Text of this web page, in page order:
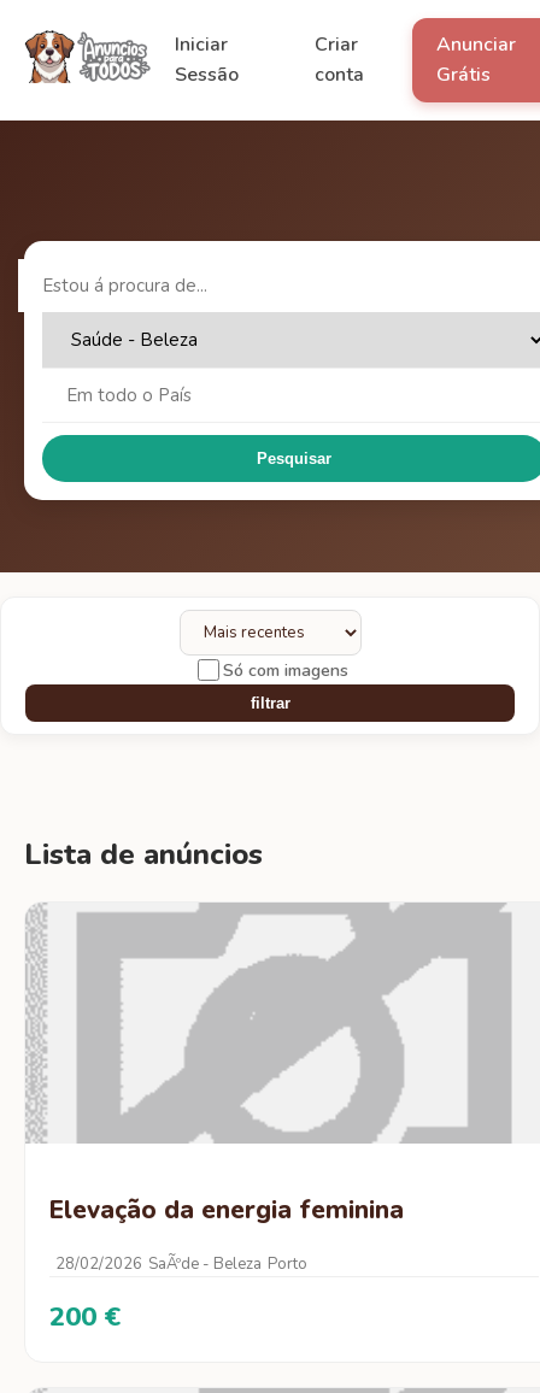
Iniciar
Sessão
Criar
conta
Anunciar
Grátis
Pesquisar
Só com imagens
filtrar
Lista de anúncios
Elevação da energia feminina
28/02/2026 SaÃºde - Beleza Porto
200 €